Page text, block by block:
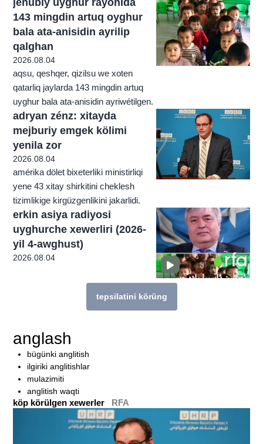
jenubiy uyghur rayonida
143 mingdin artuq oyghur
bala ata-anisidin ayrilip
qalghan
2026.08.04
aqsu, qeshqer, qizilsu we xoten
qatarliq jaylarda 143 mingdin artuq
uyghur bala ata-anisidin ayriwétilgen.
adryan zénz: xitayda
mejburiy emgek kölimi
yenila zor
2026.08.04
amérika dölet bixeterliki ministirliqi
yene 43 xitay shirkitini cheklesh
tizimlikige kirgüzgenlikini jakarlidi.
erkin asiya radiyosi
uyghurche xewerliri (2026-
yil 4-awghust)
2026.08.04
bu témigha munasiwetlik téximu köp
tepsilatini körüng
anglash
bügünki anglitish
ilgiriki anglitishlar
mulazimiti
anglitish waqti
köp körülgen xewerler RFA